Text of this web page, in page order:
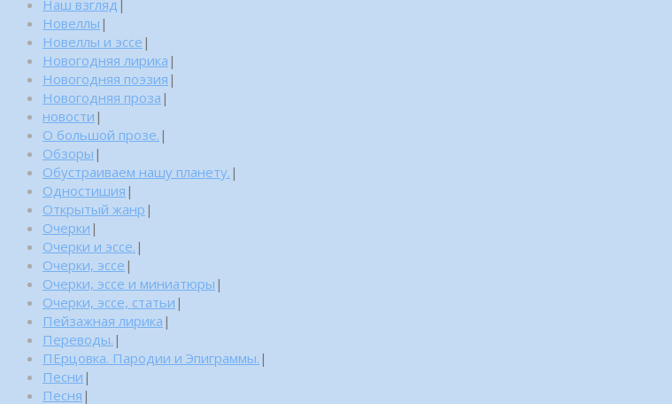
Наш взгляд |
Новеллы |
Новеллы и эссе |
Новогодняя лирика |
Новогодняя поэзия |
Новогодняя проза |
новости |
О большой прозе. |
Обзоры |
Обустраиваем нашу планету. |
Одностишия |
Открытый жанр |
Очерки |
Очерки и эссе. |
Очерки, эссе |
Очерки, эссе и миниатюры |
Очерки, эссе, статьи |
Пейзажная лирика |
Переводы. |
ПЕрцовка. Пародии и Эпиграммы. |
Песни |
Песня |